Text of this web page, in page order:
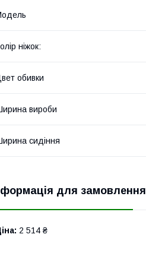
ніжок:
обивки
вироби
сидіння
для замовлення
2 514 ₴